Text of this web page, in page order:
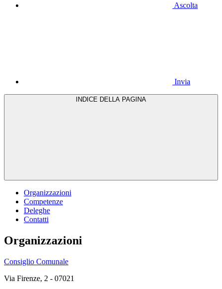
Ascolta
Invia
Organizzazioni
Competenze
Deleghe
Contatti
Organizzazioni
Consiglio Comunale
Via Firenze, 2 - 07021